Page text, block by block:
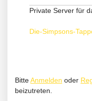
Private Server für
Die-Simpsons-
BitteAnmelden oder
beizutreten.